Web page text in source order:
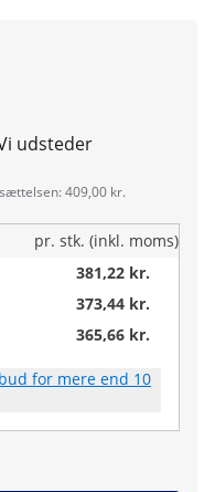
udsteder
409,00 kr.
pr. stk. (inkl. moms)
381,22 kr.
373,44 kr.
365,66 kr.
for mere end 10